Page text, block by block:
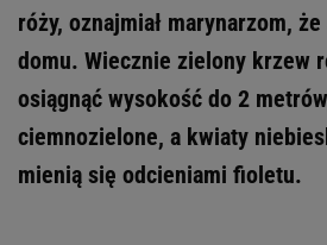
róży, oznajmiał marynarzom,
domu. Wiecznie zielony krzew
osiągnąć wysokość do 2
ciemnozielone, a kwiaty
mienią się odcieniami fioletu.